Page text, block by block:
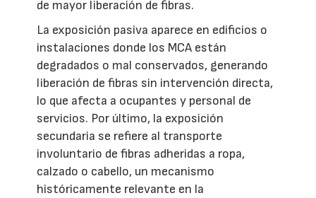
de mayor liberación de fibras.
La exposición pasiva aparece en edificios o
instalaciones donde los MCA están
degradados o mal conservados, generando
liberación de fibras sin intervención directa,
lo que afecta a ocupantes y personal de
servicios. Por último, la exposición
secundaria se refiere al transporte
involuntario de fibras adheridas a ropa,
calzado o cabello, un mecanismo
históricamente relevante en la